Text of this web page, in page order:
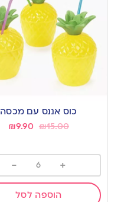
כוס אננס עם מכסה
₪15.00
₪9.90
+
-
הוספה לסל